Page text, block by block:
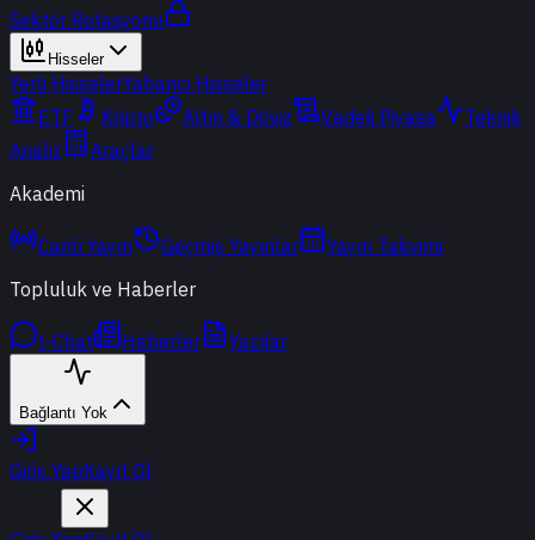
Sektör Rotasyonu
Hisseler
Yerli HisselerYabancı Hisseler
ETF
Kripto Altın & Döviz Vadeli Piyasa
Teknik
Analiz
Araçlar
Akademi
Canlı Yayın Geçmiş Yayınlar
Yayın Takvimi
Topluluk ve Haberler
t-Chat Haberler Yazılar
Bağlantı Yok
Giriş YapKayıt Ol